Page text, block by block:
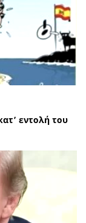
εντολή του